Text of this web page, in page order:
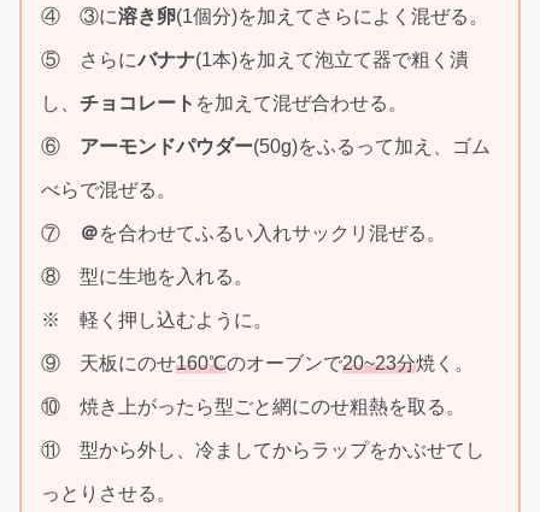
④ ③に溶き卵(1個分)を加えてさらによく混ぜる。
⑤ さらにバナナ(1本)を加えて泡立て器で粗く潰
し、 チョコレート を加えて混ぜ合わせる。
⑥ アーモンドパウダー(50g)をふるって加え、ゴム
べらで混ぜる。
⑦ ＠を合わせてふるい入れサックリ混ぜる。
⑧ 型に生地を入れる。
※ 軽く押し込むように。
⑨ 天板にのせ160℃のオーブンで20~23分焼く。
⑩ 焼き上がったら型ごと網にのせ粗熱を取る。
⑪ 型から外し、冷ましてからラップをかぶせてし
っとりさせる。